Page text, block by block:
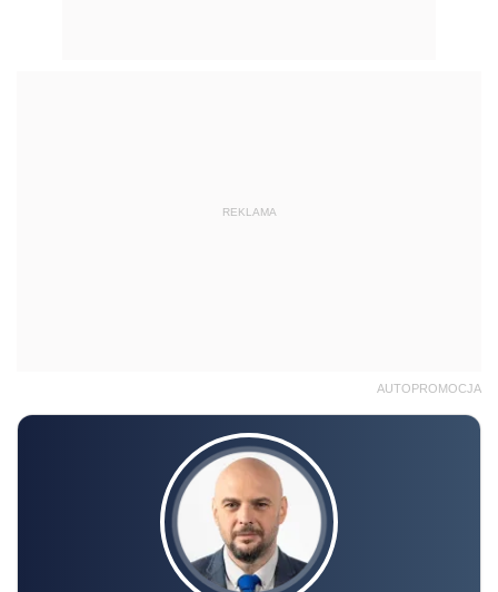
REKLAMA
AUTOPROMOCJA